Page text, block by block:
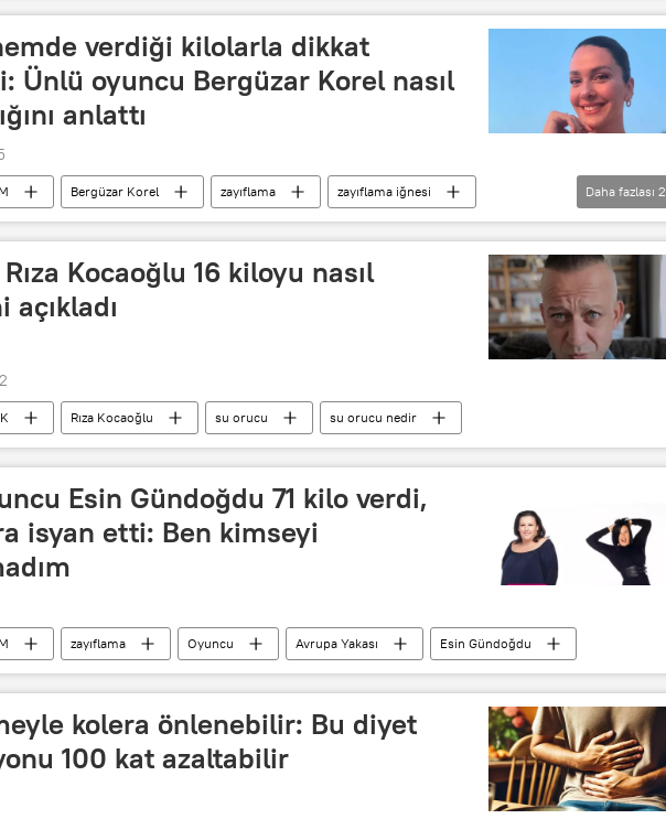
verdiği kilolarla dikkat
Ünlü oyuncu Bergüzar Korel nasıl
anlattı
Bergüzar Korel zayıflama
zayıflama iğnesi
spor
Daha fazlası 2
Kocaoğlu 16 kiloyu nasıl
Rıza Kocaoğlu su orucu su orucu nedir
Esin Gündoğdu 71 kilo verdi,
isyan etti: Ben kimseyi
zayıflama Oyuncu Avrupa Yakası Esin Gündoğdu
kolera önlenebilir: Bu diyet
100 kat azaltabilir